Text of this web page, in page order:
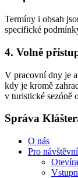
Termíny i obsah
specifické
4. Volně
V pracovní dny je
kdy je kromě
v turistické sezóně
Správa
O nás
Pro